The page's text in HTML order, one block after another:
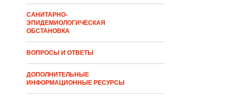
САНИТАРНО-
ЭПИДЕМИОЛОГИЧЕСКАЯ
ОБСТАНОВКА
ВОПРОСЫ И ОТВЕТЫ
ДОПОЛНИТЕЛЬНЫЕ
ИНФОРМАЦИОННЫЕ РЕСУРСЫ